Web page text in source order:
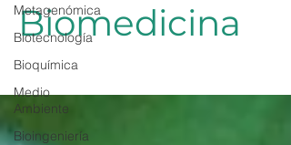
Metagenómica
Biotecnología
Bioquímica
Medio
Ambiente
Bioingeniería
Biomedicina